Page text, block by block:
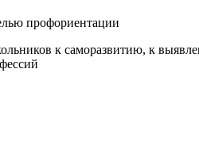
профориентации
к саморазвитию, к